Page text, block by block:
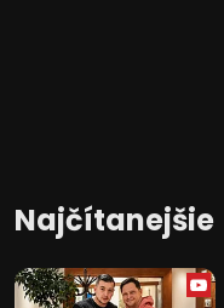
Najčítanejšie